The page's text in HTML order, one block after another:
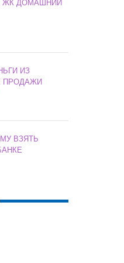
ЖК ДОМАШНИЙ
ИЗ
ПРОДАЖИ
ВЗЯТЬ